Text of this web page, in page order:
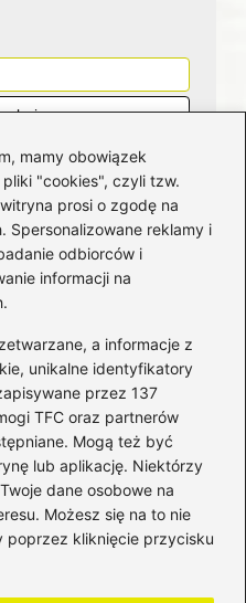
mamy obowiązek
pliki "cookies", czyli tzw.
prosi o zgodę na
Spersonalizowane reklamy i
odbiorców i
informacji na
a informacje z
unikalne identyfikatory
przez 137
TFC oraz partnerów
Mogą też być
lub aplikację. Niektórzy
dane osobowe na
Możesz się na to nie
kliknięcie przycisku